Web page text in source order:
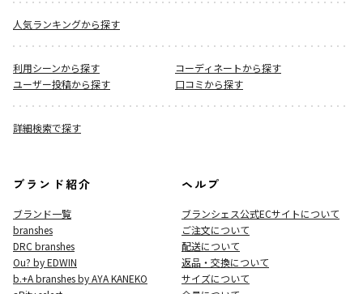
人気ランキングから探す
利用シーンから探す
コーディネートから探す
ユーザー投稿から探す
口コミから探す
詳細検索で探す
ブランド紹介
ブランド一覧
branshes
DRC branshes
Ou? by EDWIN
b.+A branshes by AYA KANEKO
ヘルプ
ブランシェス公式ECサイトについて
ご注文について
配送について
返品・交換について
サイズについて